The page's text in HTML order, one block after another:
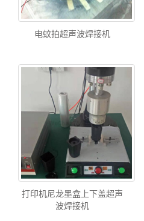
电蚊拍超声波焊接机
打印机尼龙墨盒上下盖超声
波焊接机